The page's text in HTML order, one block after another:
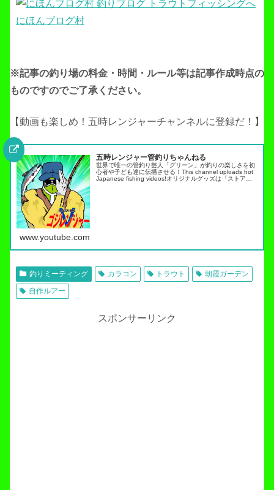
にほんブログ村
※記事の釣り場の料金・時間・ルール等は記事作成時点の
ものですのでご了承ください。
【動画も楽しめ！五時レンジャーチャンネルに登録だ！】
五時レンジャー管釣りちゃんねる
世界で唯一の管釣り芸人「グリーン」が釣りの楽しさを初
心者や子ども達に伝播させる！This channel uploads hot
Japanese fishing videos!オリジナルグッズは「ストア」
www.youtube.com
釣りミーティング カラコン トラウト
朝霞ガーデン
自作ルアー
スポンサーリンク